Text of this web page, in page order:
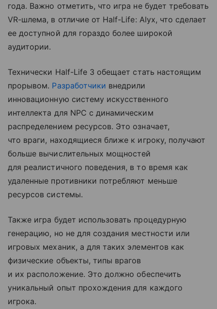
года. Важно отметить, что игра не будет требовать
VR-шлема, в отличие от Half-Life: Alyx, что сделает
ее доступной для гораздо более широкой
аудитории.
Технически Half-Life 3 обещает стать настоящим
прорывом. Разработчики внедрили
инновационную систему искусственного
интеллекта для NPC с динамическим
распределением ресурсов. Это означает,
что враги, находящиеся ближе к игроку, получают
больше вычислительных мощностей
для реалистичного поведения, в то время как
удаленные противники потребляют меньше
ресурсов системы.
Также игра будет использовать процедурную
генерацию, но не для создания местности или
игровых механик, а для таких элементов как
физические объекты, типы врагов
и их расположение. Это должно обеспечить
уникальный опыт прохождения для каждого
игрока.